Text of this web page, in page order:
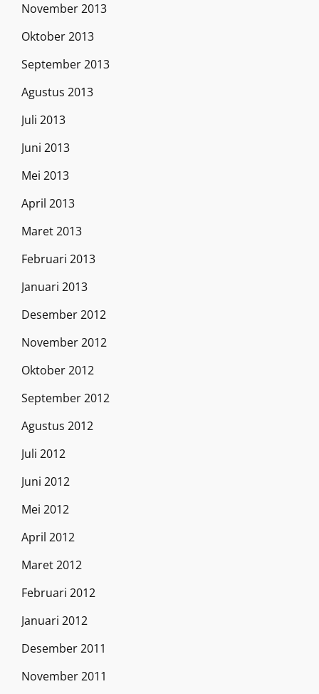
November 2013
Oktober 2013
September 2013
Agustus 2013
Juli 2013
Juni 2013
Mei 2013
April 2013
Maret 2013
Februari 2013
Januari 2013
Desember 2012
November 2012
Oktober 2012
September 2012
Agustus 2012
Juli 2012
Juni 2012
Mei 2012
April 2012
Maret 2012
Februari 2012
Januari 2012
Desember 2011
November 2011